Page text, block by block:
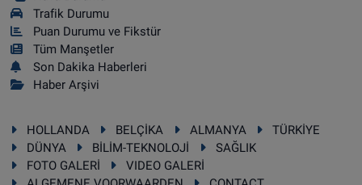
Trafik Durumu
Puan Durumu ve Fikstür
Tüm Manşetler
Son Dakika Haberleri
Haber Arşivi
HOLLANDA BELÇİKA ALMANYA
TÜRKİYE
DÜNYA
BİLİM-TEKNOLOJİ
SAĞLIK
FOTO GALERİ
VIDEO GALERİ